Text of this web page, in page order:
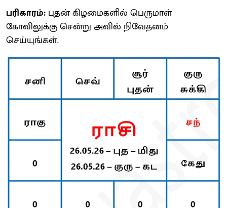
பரிகாரம்: புதன் கிழமைகளில் பெருமாள்
கோவிலுக்கு சென்று அவில் நிவேதனம்
செய்யுங்கள்.